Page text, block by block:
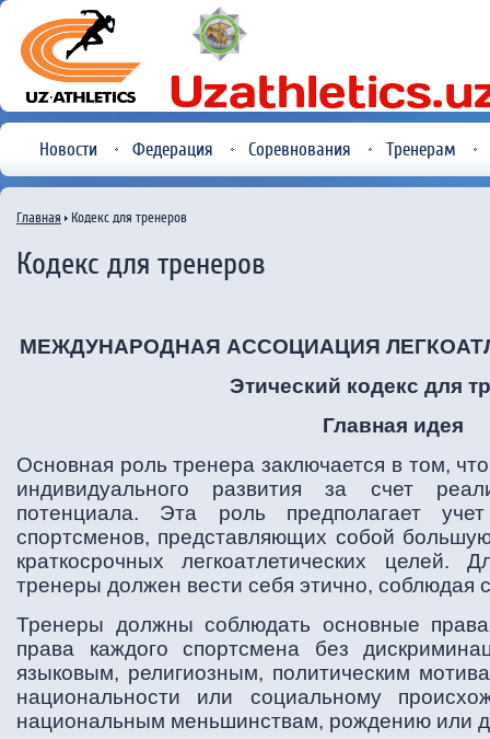
Новости Федерация Соревнования Тренерам
Главная Кодекс для тренеров
Кодекс для тренеров
МЕЖДУНАРОДНАЯ АССОЦИАЦИЯ
Этический кодекс для
Главная идея
Основная роль тренера заключается в том,
индивидуального развития за счет
потенциала. Эта роль предполагает
спортсменов, представляющих собой
краткосрочных легкоатлетических
тренеры должен вести себя этично,
Тренеры должны соблюдать основные
права каждого спортсмена без
языковым, религиозным, политическим
национальности или социальному
национальным меньшинствам, рождению или